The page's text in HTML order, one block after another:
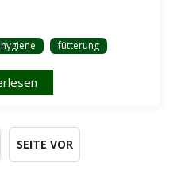
hygiene fütterung
SEITE VOR